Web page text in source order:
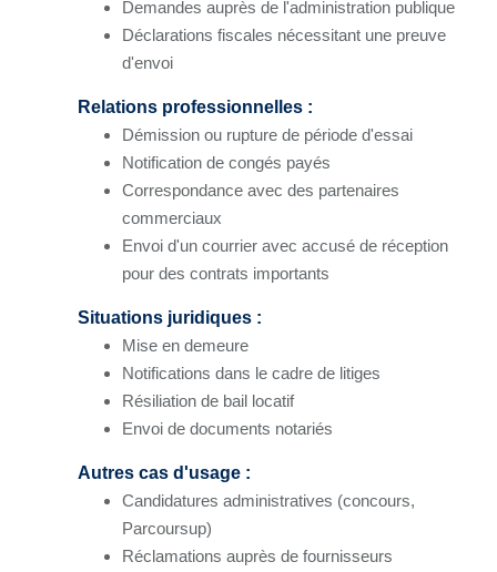
Demandes auprès de l'administration publique
Déclarations fiscales nécessitant une preuve
d'envoi
Relations professionnelles :
Démission ou rupture de période d'essai
Notification de congés payés
Correspondance avec des partenaires
commerciaux
Envoi d'un courrier avec accusé de réception
pour des contrats importants
Situations juridiques :
Mise en demeure
Notifications dans le cadre de litiges
Résiliation de bail locatif
Envoi de documents notariés
Autres cas d'usage :
Candidatures administratives (concours,
Parcoursup)
Réclamations auprès de fournisseurs